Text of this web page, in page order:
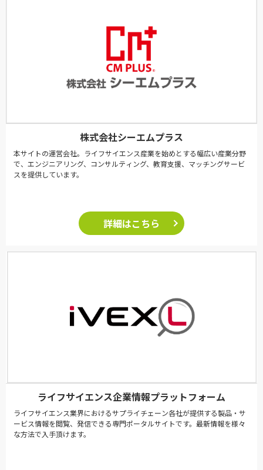
株式会社シーエムプラス
本サイトの運営会社。ライフサイエンス産業を始めとする幅広い産業分野
で、エンジニアリング、コンサルティング、教育支援、マッチングサービ
スを提供しています。
詳細はこちら
ライフサイエンス企業情報プラットフォーム
ライフサイエンス業界におけるサプライチェーン各社が提供する製品・サ
ービス情報を閲覧、発信できる専門ポータルサイトです。最新情報を様々
な方法で入手頂けます。